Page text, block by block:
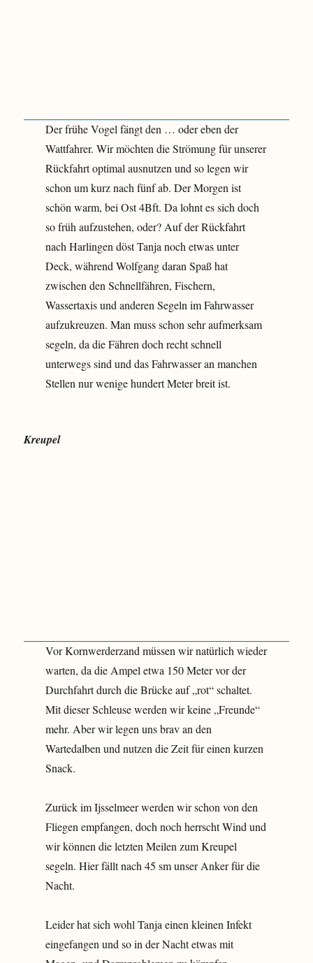
Der frühe Vogel fängt den … oder eben der
Wattfahrer. Wir möchten die Strömung für unserer
Rückfahrt optimal ausnutzen und so legen wir
schon um kurz nach fünf ab. Der Morgen ist
schön warm, bei Ost 4Bft. Da lohnt es sich doch
so früh aufzustehen, oder? Auf der Rückfahrt
nach Harlingen döst Tanja noch etwas unter
Deck, während Wolfgang daran Spaß hat
zwischen den Schnellfähren, Fischern,
Wassertaxis und anderen Segeln im Fahrwasser
aufzukreuzen. Man muss schon sehr aufmerksam
segeln, da die Fähren doch recht schnell
unterwegs sind und das Fahrwasser an manchen
Stellen nur wenige hundert Meter breit ist.
Kreupel
Vor Kornwerderzand müssen wir natürlich wieder
warten, da die Ampel etwa 150 Meter vor der
Durchfahrt durch die Brücke auf „rot“ schaltet.
Mit dieser Schleuse werden wir keine „Freunde“
mehr. Aber wir legen uns brav an den
Wartedalben und nutzen die Zeit für einen kurzen
Snack.
Zurück im Ijsselmeer werden wir schon von den
Fliegen empfangen, doch noch herrscht Wind und
wir können die letzten Meilen zum Kreupel
segeln. Hier fällt nach 45 sm unser Anker für die
Nacht.
Leider hat sich wohl Tanja einen kleinen Infekt
eingefangen und so in der Nacht etwas mit